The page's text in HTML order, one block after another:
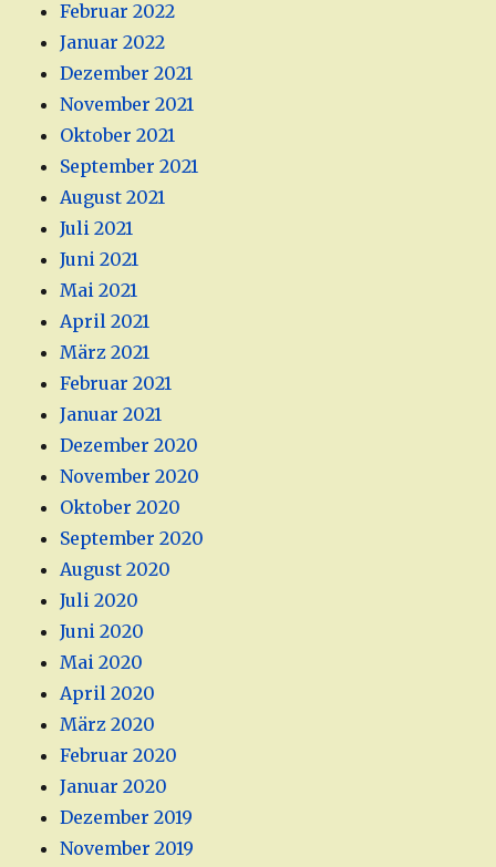
Februar 2022
Januar 2022
Dezember 2021
November 2021
Oktober 2021
September 2021
August 2021
Juli 2021
Juni 2021
Mai 2021
April 2021
März 2021
Februar 2021
Januar 2021
Dezember 2020
November 2020
Oktober 2020
September 2020
August 2020
Juli 2020
Juni 2020
Mai 2020
April 2020
März 2020
Februar 2020
Januar 2020
Dezember 2019
November 2019